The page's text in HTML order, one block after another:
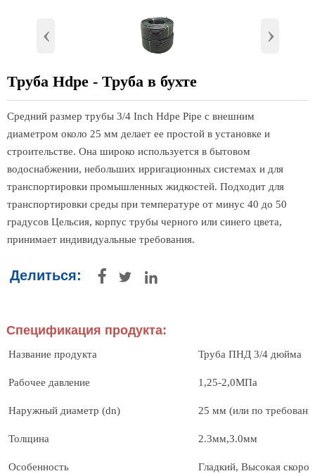
‹ ›
Труба Hdpe - Труба в бухте
Средний размер трубы 3/4 Inch Hdpe Pipe с внешним
диаметром около 25 мм делает ее простой в установке и
строительстве. Она широко используется в бытовом
водоснабжении, небольших ирригационных системах и для
транспортировки промышленных жидкостей. Подходит для
транспортировки среды при температуре от минус 40 до 50
градусов Цельсия, корпус трубы черного или синего цвета,
принимает индивидуальные требования.
Делиться:   
Спецификация продукта:
Название продукта Труба ПНД 3/4 дюйма
Рабочее давление 1,25-2,0МПа
Наружный диаметр (dn) 25 мм (или по
Толщина 2.3мм,3.0мм
Особенность Гладкий, Высокая